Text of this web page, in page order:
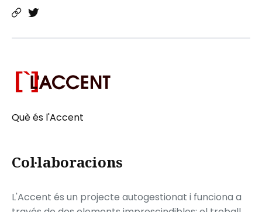
Què és l'Accent
Col·laboracions
L'Accent és un projecte autogestionat i funciona a